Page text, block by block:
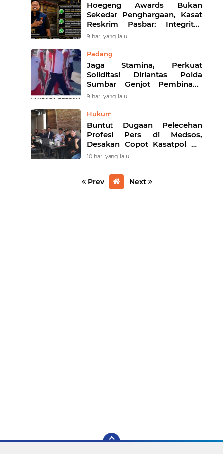
Hoegeng Awards Bukan
Sekedar Penghargaan, Kasat
Reskrim Pasbar: Integritas
Harga Mati Penegakan
9 hari yang lalu
Padang
Jaga Stamina, Perkuat
Soliditas! Dirlantas Polda
Sumbar Genjot Pembinaan
Personel Demi Pelayanan
9 hari yang lalu
Hukum
Buntut Dugaan Pelecehan
Profesi Pers di Medsos,
Desakan Copot Kasatpol PP
Payakumbuh Menguat
10 hari yang lalu
Prev Next